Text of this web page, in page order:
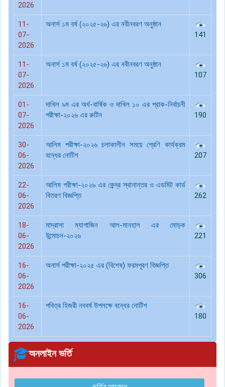
2026
11-
07-
2026
অনার্স ১ম বর্ষ (২০২৫-২৬) এর নবীনবরণ অনুষ্ঠান
141
11-
07-
2026
অনার্স ১ম বর্ষ (২০২৫-২৬) এর নবীনবরণ অনুষ্ঠান
107
01-
07-
2026
দাখিল ৯ম এর অর্ধ-বার্ষিক ও দাখিল ১০ এর প্রাক-নির্বাচনী
পরীক্ষা-২০২৬ এর রুটিন
190
30-
06-
2026
আলিম পরীক্ষা-২০২৬ চলাকালীন সময়ে শ্রেণি কার্যক্রম
বন্ধের নোটিশ
207
22-
06-
2026
আলিম পরীক্ষা-২০২৬ এর কেন্দ্র স্থানান্তর ও এডমিট কার্ড
বিতরণ বিজ্ঞপ্তি
262
18-
06-
2026
মাদ্রাসা ম্যাগাজিন আল-মানহাল এর মোড়ক
উন্মোচন-২০২৬
221
16-
06-
2026
অনার্স পরীক্ষা-২০২৫ এর (বিশেষ) ফরমপূরণ বিজ্ঞপ্তি
306
16-
06-
2026
পবিত্র হিজরী নববর্ষ উপলক্ষে বন্ধের নোটিশ
180
অনলাইন ভর্তি